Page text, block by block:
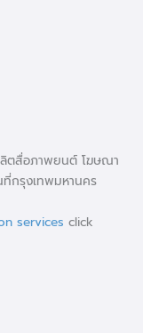
ตสื่อภาพยนต์ โฆษณา
กรุงเทพมหานคร
services click